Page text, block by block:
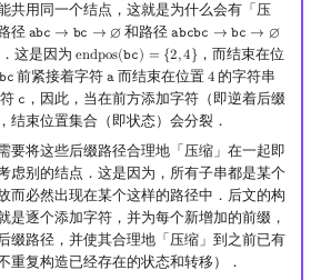
共用同一个结点，这就是为什么会有「压
径 𝚊𝚋𝚌 → 𝚋𝚌 → ∅
abc →bc→∅ 和路径𝚊𝚋𝚌𝚋𝚌 → 𝚋𝚌 → ∅
abcbc →bc→∅
．这是因为 endpos(𝚋𝚌) = {2,4}
endpos(bc ={ 2,4}
，而结束在位
𝚋𝚌
bc 前紧接着字符𝚊
a 而结束在位置4
4 的字符串
𝚌
c ，因此，当在前方添加字符（即逆着后缀
结束位置集合（即状态）会分裂．
要将这些后缀路径合理地「压缩」在一起即
虑别的结点．这是因为，所有子串都是某个
而必然出现在某个这样的路径中．后文的构
是逐个添加字符，并为每个新增加的前缀，
缀路径，并使其合理地「压缩」到之前已有
重复构造已经存在的状态和转移）．